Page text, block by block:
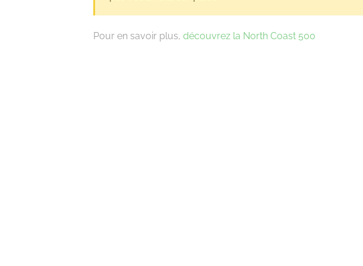
Pour en savoir plus, découvrez la North Coast 500